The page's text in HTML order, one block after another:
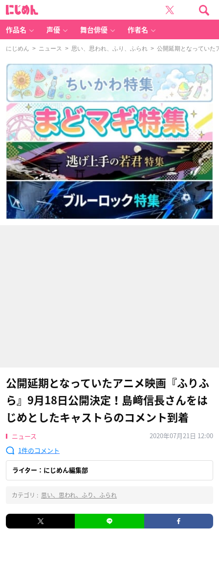
作品名 声優 舞台俳優 作者名
にじめん > ニュース > 思い、思われ、ふり、ふられ > 公開延期となっていた
公開延期となっていたアニメ映画『ふりふ
ら』9月18日公開決定！島﨑信長さんをは
じめとしたキャストらのコメント到着
ニュース
2020年07月21日 12:00
1
ライター：にじめん編集部
カテゴリ : 思い、思われ、ふり、ふられ